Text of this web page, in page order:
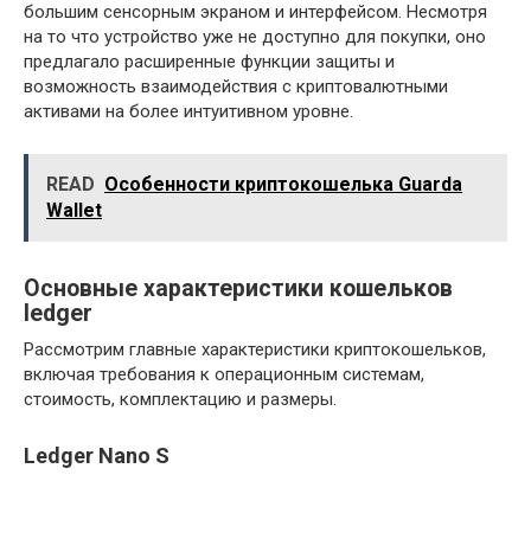
большим сенсорным экраном и интерфейсом. Несмотря
на то что устройство уже не доступно для покупки, оно
предлагало расширенные функции защиты и
возможность взаимодействия с криптовалютными
активами на более интуитивном уровне.
READ Особенности криптокошелька Guarda
Wallet
Основные характеристики кошельков
ledger
Рассмотрим главные характеристики криптокошельков,
включая требования к операционным системам,
стоимость, комплектацию и размеры.
Ledger Nano S